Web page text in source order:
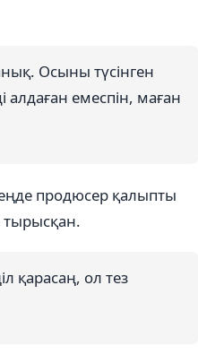
Осыны түсінген
емеспін, маған
продюсер қалыпты
тырысқан.
қарасаң, ол тез